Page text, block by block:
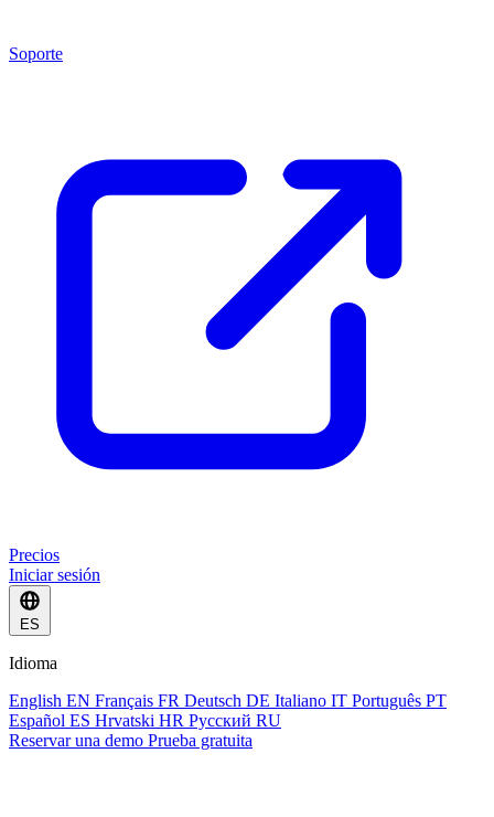
Soporte
Precios
Iniciar sesión
ES
Idioma
English EN Français FR Deutsch DE Italiano IT Português PT
Español ES Hrvatski HR Русский RU
Reservar una demo Prueba gratuita